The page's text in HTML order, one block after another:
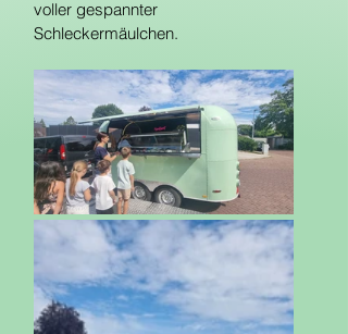
voller gespannter
Schleckermäulchen.